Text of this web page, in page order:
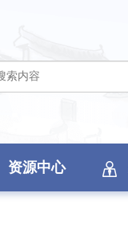
资源中心